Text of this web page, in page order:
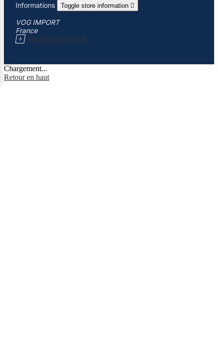
Informations
Toggle store information 
VOG IMPORT
France
 alex@vogimport.fr
Chargement...
Retour en haut